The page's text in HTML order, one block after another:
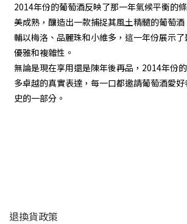
2014年份的葡萄酒反映了那一年氣候平衡的
美成熟，釀造出一款捕捉其風土精髓的葡萄酒
輔以梅洛、品麗珠和小維多，這一年份展示
優雅和複雜性。
無論是現在享用還是陳年後再品，2014年份
多卓越的真實表達，每一口都邀請葡萄酒愛
史的一部分。
退換貨政策